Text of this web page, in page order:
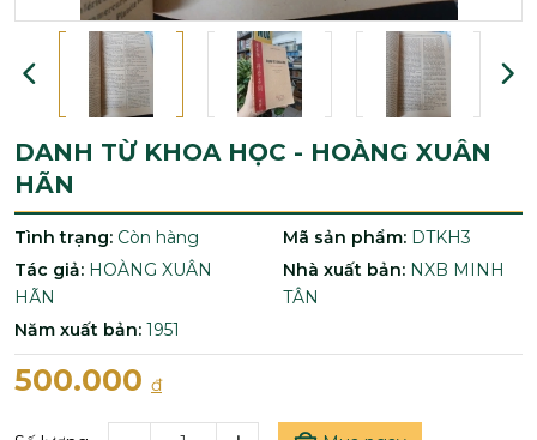
DANH TỪ KHOA HỌC - HOÀNG XUÂN
HÃN
Tình trạng: Còn hàng Mã sản phẩm: DTKH3
Tác giả: HOÀNG XUÂN
HÃN
Nhà xuất bản: NXB MINH
TÂN
Năm xuất bản: 1951
500.000 đ